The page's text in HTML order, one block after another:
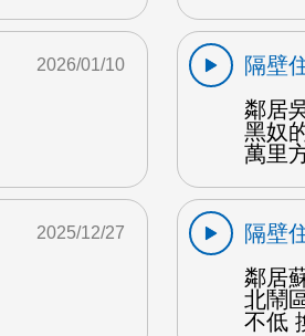
2026/01/10
隔壁
鄰居
黑奴
萬里
2025/12/27
隔壁
鄰居
北鬧
不低